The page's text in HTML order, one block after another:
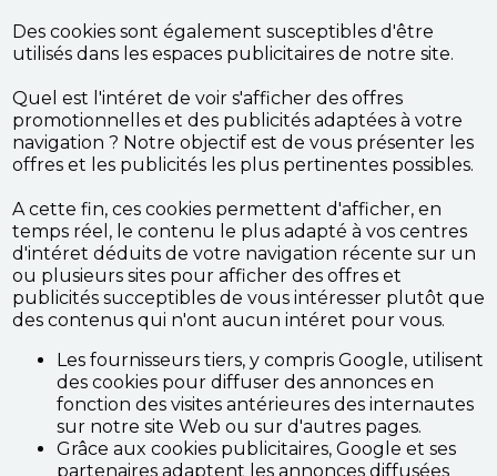
Des cookies sont également susceptibles d'être
utilisés dans les espaces publicitaires de notre site.
Quel est l'intéret de voir s'afficher des offres
promotionnelles et des publicités adaptées à votre
navigation ? Notre objectif est de vous présenter les
offres et les publicités les plus pertinentes possibles.
A cette fin, ces cookies permettent d'afficher, en
temps réel, le contenu le plus adapté à vos centres
d'intéret déduits de votre navigation récente sur un
ou plusieurs sites pour afficher des offres et
publicités succeptibles de vous intéresser plutôt que
des contenus qui n'ont aucun intéret pour vous.
Les fournisseurs tiers, y compris Google, utilisent
des cookies pour diffuser des annonces en
fonction des visites antérieures des internautes
sur notre site Web ou sur d'autres pages.
Grâce aux cookies publicitaires, Google et ses
partenaires adaptent les annonces diffusées